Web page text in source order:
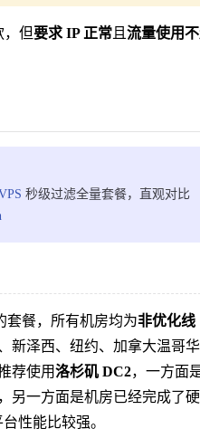
，但要求 IP 正常 且 流量使用
秒级过滤全量套餐，直观对比
套餐，所有机房均为非优化线
新泽西、纽约、加拿大温哥
荐使用洛杉矶 DC2，一方面
另一方面是机房已经完成了
性能比较强。